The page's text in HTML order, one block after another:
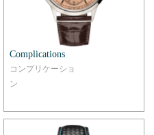
Complications
コンプリケーショ
ン